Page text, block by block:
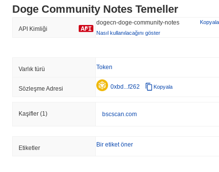
Doge Community Notes Temeller
API Kimliği
dogecn-doge-community-notes
Kopyala
Nasıl kullanılacağını göster
Varlık türü Token
Sözleşme Adresi 0xbd...f262 Kopyala
Kaşifler (1) bscscan.com
Etiketler Bir etiket öner